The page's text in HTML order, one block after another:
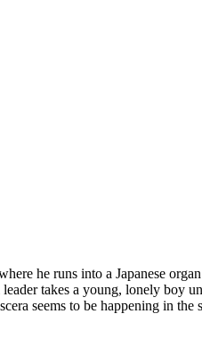
he runs into a Japanese
takes a young, lonely boy
seems to be happening in